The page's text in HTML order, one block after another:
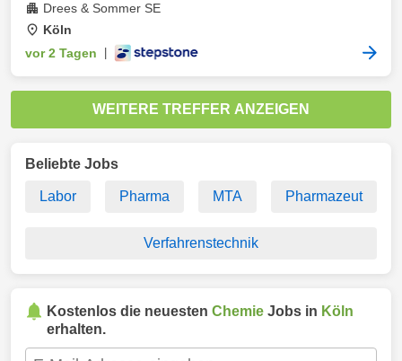
Drees & Sommer SE
Köln
vor 2 Tagen
WEITERE TREFFER ANZEIGEN
Beliebte Jobs
Labor Pharma MTA Pharmazeut
Verfahrenstechnik
Kostenlos die neuesten Chemie Jobs in Köln
erhalten.